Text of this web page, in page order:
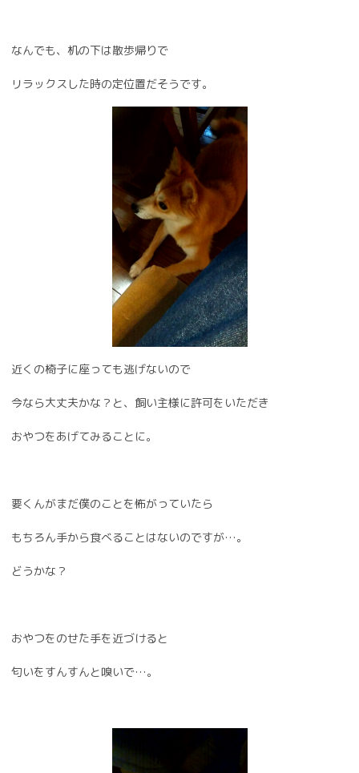
なんでも、机の下は散歩帰りで
リラックスした時の定位置だそうです。
近くの椅子に座っても逃げないので
今なら大丈夫かな？と、飼い主様に許可をいただき
おやつをあげてみることに。
要くんがまだ僕のことを怖がっていたら
もちろん手から食べることはないのですが…。
どうかな？
おやつをのせた手を近づけると
匂いをすんすんと嗅いで…。